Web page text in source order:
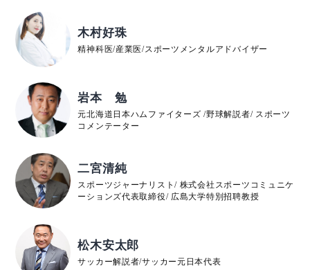
木村好珠
精神科医/産業医/スポーツメンタルアドバイザー
岩本 勉
元北海道日本ハムファイターズ /野球解説者/ スポーツ
コメンテーター
二宮清純
スポーツジャーナリスト/ 株式会社スポーツコミュニケ
ーションズ代表取締役/ 広島大学特別招聘教授
松木安太郎
サッカー解説者/サッカー元日本代表